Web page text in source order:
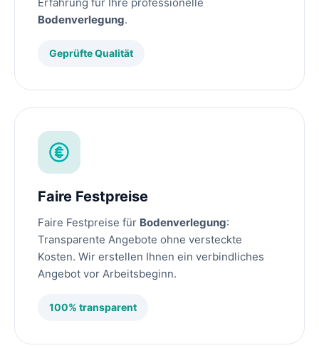
Bodenverlegung.
Geprüfte Qualität
Faire Festpreise
Faire Festpreise für Bodenverlegung:
Transparente Angebote ohne versteckte
Kosten. Wir erstellen Ihnen ein verbindliches
Angebot vor Arbeitsbeginn.
100% transparent